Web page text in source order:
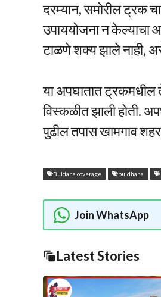
दरम्यान, समोरील ट्रक
उपाययोजना न केल्याचा
टाळणे शक्य झाले नाही,
या अपघातात
विस्कळीत झाली होती.
पुढील तपास खामगाव
Buldana coverage buldhana
Join WhatsApp
Latest Stories